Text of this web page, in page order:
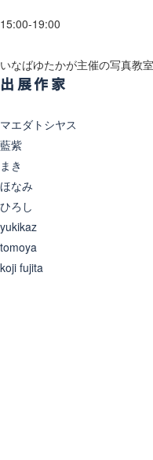
15:00-19:00
いなばゆたかが主催の写真教
出展作家
マエダトシヤス
藍紫
まき
ほなみ
ひろし
yukikaz
tomoya
koji fujita